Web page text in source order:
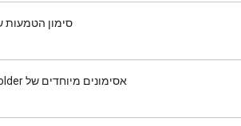
סימון הטמעות
אסימונים מיוחדים של placeholder